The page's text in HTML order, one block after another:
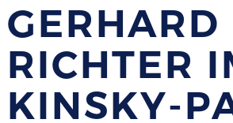
GERHARD
RICHTER
KINSKY-